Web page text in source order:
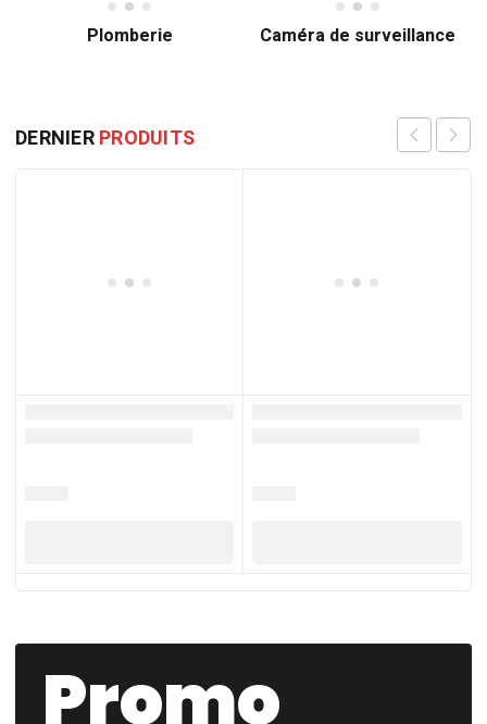
Plomberie Caméra de surveillance
DERNIERPRODUITS
Promo